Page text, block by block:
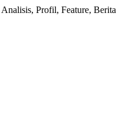
Profil, Feature,